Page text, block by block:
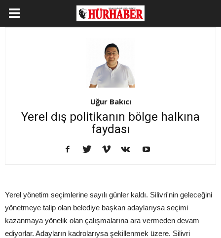
Uğur Bakıcı
Yerel dış politikanın bölge halkına
faydası
Yerel yönetim seçimlerine sayılı günler kaldı. Silivri'nin geleceğini
yönetmeye talip olan belediye başkan adaylarıysa seçimi
kazanmaya yönelik olan çalışmalarına ara vermeden devam
ediyorlar. Adayların kadrolarıysa şekillenmek üzere. Silivri